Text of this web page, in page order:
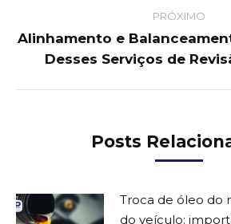
PRÓXIMO
Next
post:
Alinhamento e
Desses Serviços de
Posts
Troca de óleo do
do veículo: